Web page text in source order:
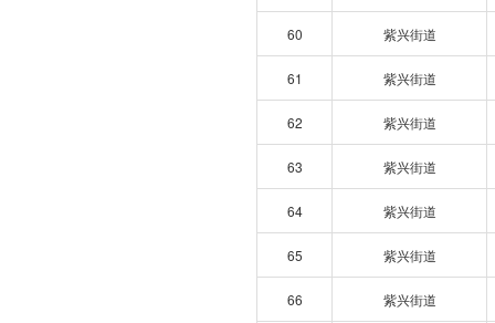
60 紫兴街道
61 紫兴街道
62 紫兴街道
63 紫兴街道
64 紫兴街道
65 紫兴街道
66 紫兴街道